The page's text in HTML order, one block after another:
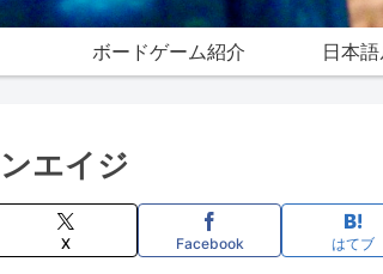
ボードゲーム紹介 日本
エイジ
X Facebook はてブ